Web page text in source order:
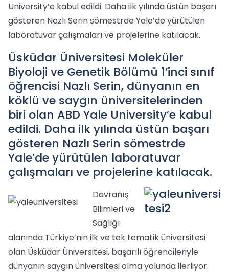
University’e kabul edildi. Daha ilk yılında üstün başarı
gösteren Nazlı Serin sömestrde Yale’de yürütülen
laboratuvar çalışmaları ve projelerine katılacak.
Üsküdar Üniversitesi Moleküler
Biyoloji ve Genetik Bölümü 1’inci sınıf
öğrencisi Nazlı Serin, dünyanın en
köklü ve saygın üniversitelerinden
biri olan ABD Yale University’e kabul
edildi. Daha ilk yılında üstün başarı
gösteren Nazlı Serin sömestrde
Yale’de yürütülen laboratuvar
çalışmaları ve projelerine katılacak.
Davranış
Bilimleri ve
Sağlığı
alanında Türkiye’nin ilk ve tek tematik üniversitesi
olan Üsküdar Üniversitesi, başarılı öğrencileriyle
dünyanın saygın üniversitesi olma yolunda ilerliyor.